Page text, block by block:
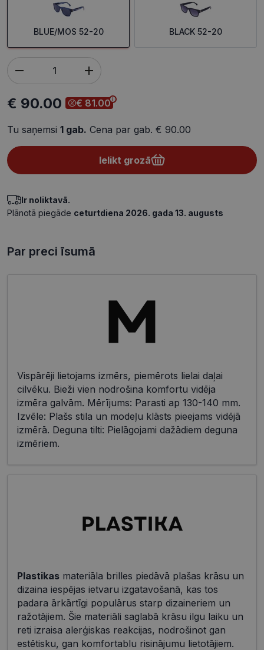
BLUE/MOS 52-20 BLACK 52-20
€ 90.00 € 81.00
Tu saņemsi 1 gab. Cena par gab. € 90.00
Ielikt grozā
Ir noliktavā.
Plānotā piegāde ceturtdiena 2026. gada 13. augusts
Par preci īsumā
Vispārēji lietojams izmērs, piemērots lielai daļai
cilvēku. Bieži vien nodrošina komfortu vidēja
izmēra galvām. Mērījums: Parasti ap 130-140 mm.
Izvēle: Plašs stila un modeļu klāsts pieejams vidējā
izmērā. Deguna tilti: Pielāgojami dažādiem deguna
izmēriem.
Plastikas materiāla brilles piedāvā plašas krāsu un
dizaina iespējas ietvaru izgatavošanā, kas tos
padara ārkārtīgi populārus starp dizaineriem un
ražotājiem. Šie materiāli saglabā krāsu ilgu laiku un
reti izraisa alerģiskas reakcijas, nodrošinot gan
estētisku, gan komfortablu risinājumu lietotājiem.